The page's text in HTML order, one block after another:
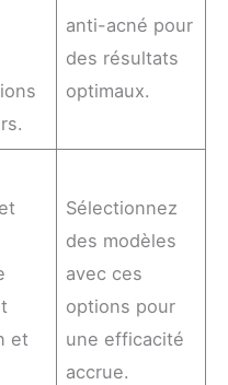
anti-acné pour
des résultats
optimaux.
et
Sélectionnez
des modèles
avec ces
options pour
une efficacité
accrue.